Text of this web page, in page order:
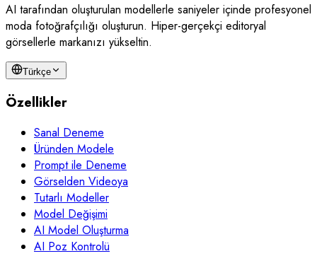
AI tarafından oluşturulan modellerle saniyeler içinde profesyonel
moda fotoğrafçılığı oluşturun. Hiper-gerçekçi editoryal
görsellerle markanızı yükseltin.
Türkçe
Özellikler
Sanal Deneme
Üründen Modele
Prompt ile Deneme
Görselden Videoya
Tutarlı Modeller
Model Değişimi
AI Model Oluşturma
AI Poz Kontrolü